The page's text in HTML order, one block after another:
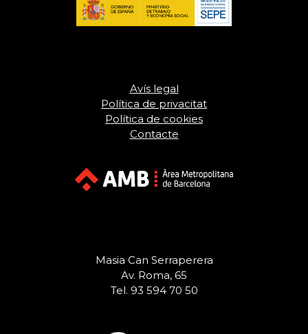
Avís legal
Política de privacitat
Política de cookies
Contacte
Masia Can Serraperera
Av. Roma, 65
Tel. 93 594 70 50